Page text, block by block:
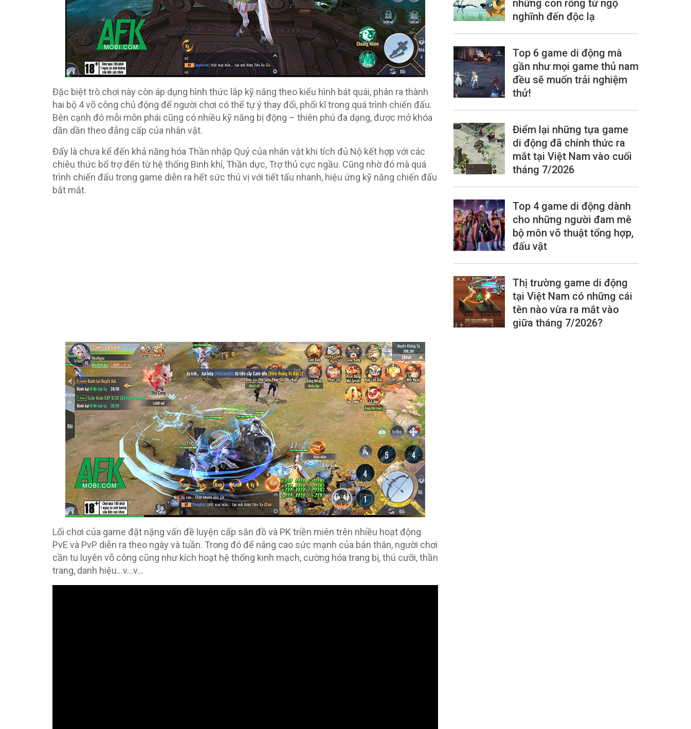
Đặc biệt trò chơi này còn áp dụng hình thức lắp kỹ năng theo kiểu hình bát quái, phân ra thành
hai bộ 4 võ công chủ động để người chơi có thể tự ý thay đổi, phối kĩ trong quá trình chiến đấu.
Bên cạnh đó mỗi môn phái cũng có nhiều kỹ năng bị động – thiên phú đa dạng, được mở khóa
dần dần theo đẳng cấp của nhân vật.
Đấy là chưa kể đến khả năng hóa Thần nhập Quỷ của nhân vật khi tích đủ Nộ kết hợp với các
chiêu thức bổ trợ đến từ hệ thống Binh khí, Thần dực, Trợ thủ cực ngầu. Cũng nhờ đó mà quá
trình chiến đấu trong game diễn ra hết sức thú vị với tiết tấu nhanh, hiệu ứng kỹ năng chiến đấu
bắt mắt.
Lối chơi của game đặt nặng vấn đề luyện cấp săn đồ và PK triền miên trên nhiều hoạt động
PvE và PvP diễn ra theo ngày và tuần. Trong đó để nâng cao sức mạnh của bản thân, người chơi
cần tu luyên võ công cũng như kích hoạt hệ thống kinh mạch, cường hóa trang bị, thú cưỡi, thần
trang, danh hiệu…v…v…
những con rồng từ ngộ
nghĩnh đến độc lạ
Top 6 game di động mà
gần như mọi game thủ nam
đều sẽ muốn trải nghiệm
thử!
Điểm lại những tựa game
di động đã chính thức ra
mắt tại Việt Nam vào cuối
tháng 7/2026
Top 4 game di động dành
cho những người đam mê
bộ môn võ thuật tổng hợp,
đấu vật
Thị trường game di động
tại Việt Nam có những cái
tên nào vừa ra mắt vào
giữa tháng 7/2026?